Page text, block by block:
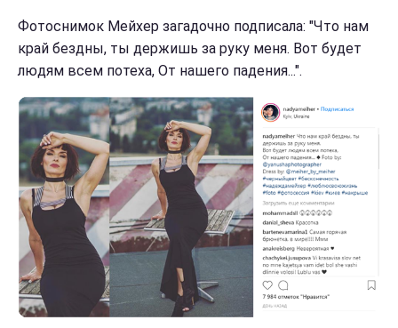
Фотоснимок Мейхер загадочно подписала: "Что нам
край бездны, ты держишь за руку меня. Вот будет
людям всем потеха, От нашего падения...".